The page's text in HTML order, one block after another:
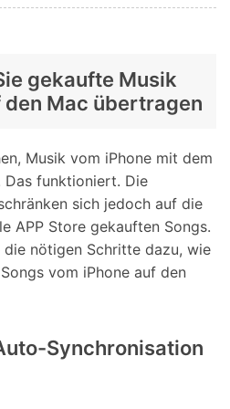
gekaufte Musik
den Mac übertragen
Musik vom iPhone mit dem
Das funktioniert. Die
sich jedoch auf die
APP Store gekauften Songs.
die nötigen Schritte dazu, wie
vom iPhone auf den
Synchronisation